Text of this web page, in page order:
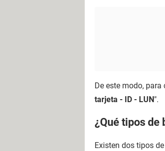
De este modo,
tarjeta - ID - LUN".
¿Qué tipos de
Existen dos tipos